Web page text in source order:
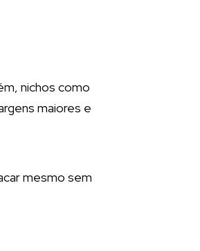
nichos como
maiores e
mesmo sem